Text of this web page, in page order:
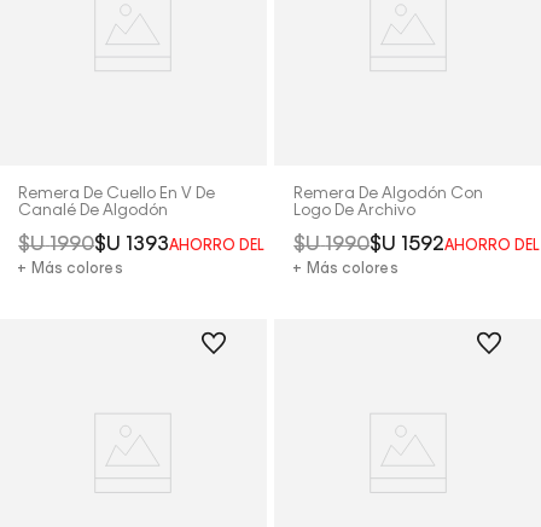
Remera De Cuello En V De
Canalé De Algodón
$U 1990$U 1393AHORRO DEL
30%
+ Más colores
Remera De Algodón Con
Logo De Archivo
$U 1990$U 1592AHORRO
+ Más colores